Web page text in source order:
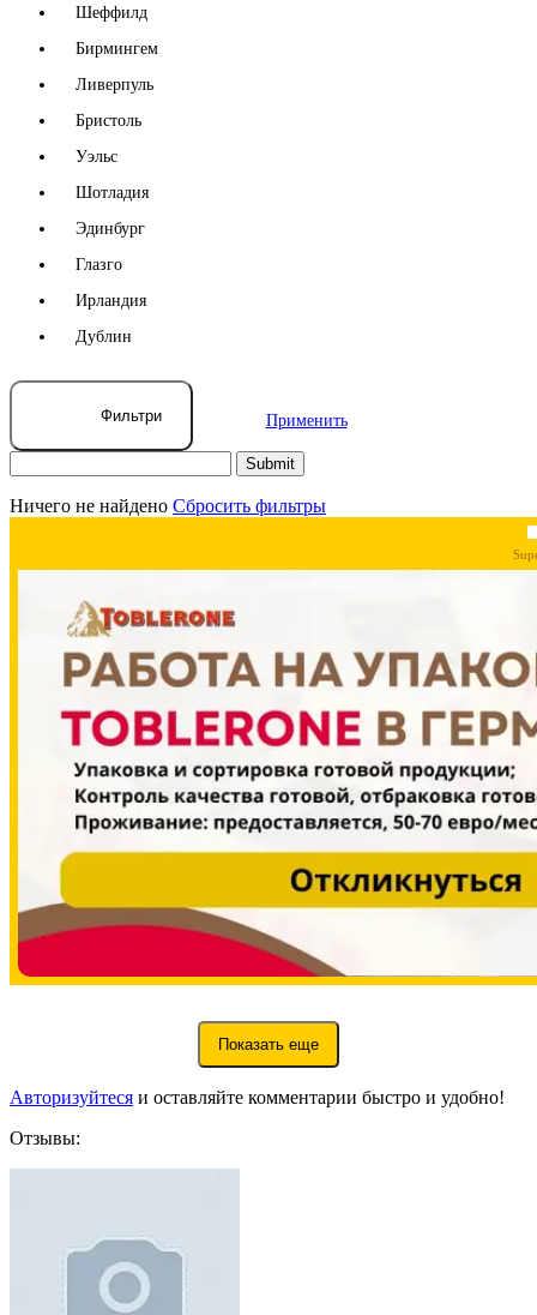
Шеффилд
Бирмингем
Ливерпуль
Бристоль
Уэльс
Шотладия
Эдинбург
Глазго
Ирландия
Дублин
Фильтри Применить
Ничего не найдено Сбросить фильтры
Показать еще
Авторизуйтеся и оставляйте комментарии быстро и удобно!
Отзывы: